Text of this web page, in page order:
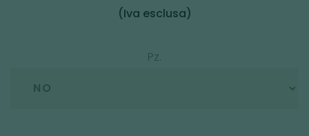
(Iva esclusa)
Pz.